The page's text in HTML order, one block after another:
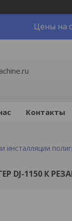
Цены на
Контакты
инсталляции
DJ-1150 К